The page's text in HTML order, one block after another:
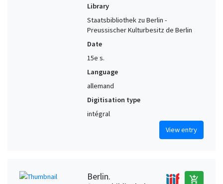
Library
Staatsbibliothek zu Berlin -
Preussischer Kulturbesitz de Berlin
Date
15e s.
Language
allemand
Digitisation type
intégral
View entry
Berlin.
add_shopping_cart